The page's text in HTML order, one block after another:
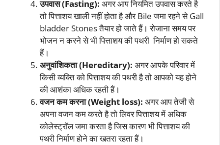
उपवास (Fasting): अगर आप नियमित उपवास करते है
तो पित्ताशय खाली नहीं होता है और Bile जमा रहने से Gall
bladder Stones तैयार हो जाते हैं। रोजाना समय पर
भोजन न करने से भी पित्ताशय की पथरी निर्माण हो सकते
हैं।
अनुवांशिकता (Hereditary): अगर आपके परिवार में
किसी व्यक्ति को पित्ताशय की पथरी है तो आपको यह होने
की आशंका अधिक रहती हैं।
वजन कम करना (Weight loss): अगर आप तेजी से
अपना वजन कम करते है तो लिवर पित्ताशय में अधिक
कोलेस्ट्रॉल जमा करता है जिस कारण भी पित्ताशय की
पथरी निर्माण होने का खतरा रहता हैं।